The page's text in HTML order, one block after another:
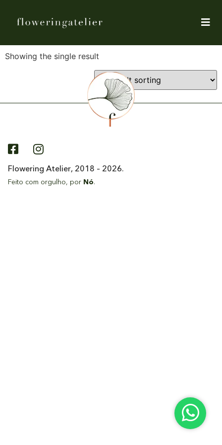
Showing the single result
Flowering Atelier, 2018 – 2026.
Feito com orgulho, por Nó.